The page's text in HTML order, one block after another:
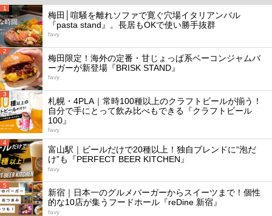
1
梅田│喧騒を離れソファで寛ぐ穴場イタリアンバル
『pasta stand』。長居もOKで使い勝手抜群
favy
2
梅田限定！海外の定番・甘じょっぱ系ベーコンジャムバ
ーガーが新登場『BRISK STAND』
favy
3
札幌・4PLA｜常時100種以上のクラフトビールが揃う！
自分で手にとって飲み比べもできる『クラフトビール
100』
favy
4
富山駅｜ビールだけで20種以上！独自ブレンドに“泡だ
け”も『PERFECT BEER KITCHEN』
favy
5
新宿｜日本一のグルメバーガーからスイーツまで！個性
的な10店が集うフードホール『reDine 新宿』
favy